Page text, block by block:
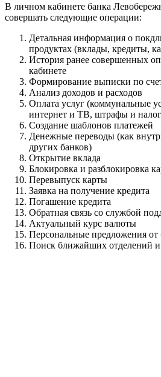
В личном кабинете банка
совершать следующие операции:
Детальная информация о
продуктах (вклады, кредиты,
История ранее совершенных
кабинете
Формирование выписки по
Анализ доходов и расходов
Оплата услуг (коммунальные
интернет и ТВ, штрафы и
Создание шаблонов платежей
Денежные переводы (как
других банков)
Открытие вклада
Блокировка и разблокировка
Перевыпуск карты
Заявка на получение кредита
Погашение кредита
Обратная связь со службой
Актуальный курс валюты
Персональные предложения от
Поиск ближайших отделений и